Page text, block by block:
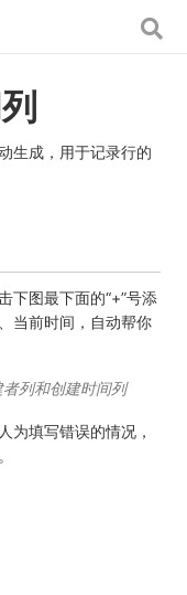
生成，用于记录行的
下图最下面的“+”号添
当前时间，自动帮你
列和创建时间列
为填写错误的情况，